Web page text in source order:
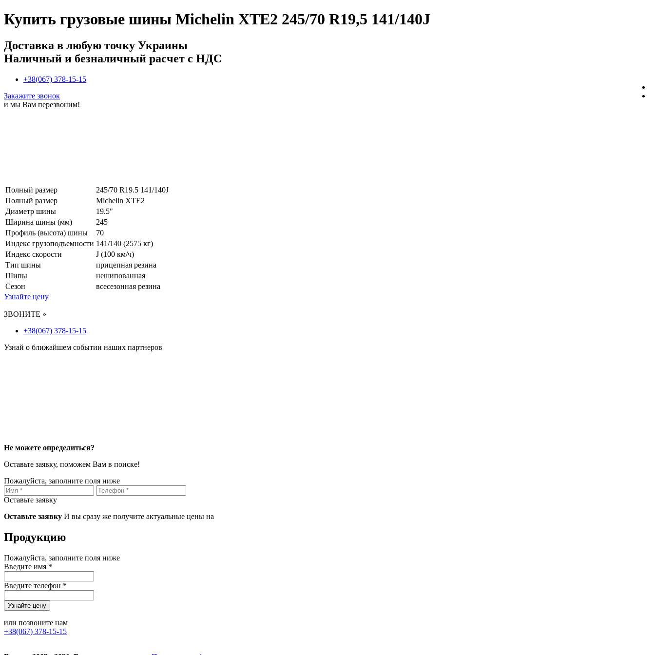
Купить грузовые шины Michelin XTE2 245/70 R19,5 141/140J
Доставка в любую точку Украины
Наличный и безналичный расчет с НДС
+38(067) 378-15-15
Закажите звонок
и мы Вам перезвоним!
Полный размер
245/70 R19.5 141/140J
Полный размер
Michelin XTE2
Диаметр шины
19.5"
Ширина шины (мм)
245
Профиль (высота) шины
70
Индекс грузоподъемности 141/140 (2575 кг)
Индекс скорости
J (100 км/ч)
Тип шины
прицепная резина
Шипы
нешипованная
Сезон
всесезонная резина
Узнайте цену
ЗВОНИТЕ »
+38(067) 378-15-15
Узнай о ближайшем событии наших партнеров
Не можете определиться?
Оставьте заявку, поможем Вам в поиске!
Пожалуйста, заполните поля ниже
Оставьте заявку
Оставьте заявку И вы сразу же получите актуальные цены на
Продукцию
Пожалуйста, заполните поля ниже
Введите имя *
Введите телефон *
или позвоните нам
+38(067) 378-15-15